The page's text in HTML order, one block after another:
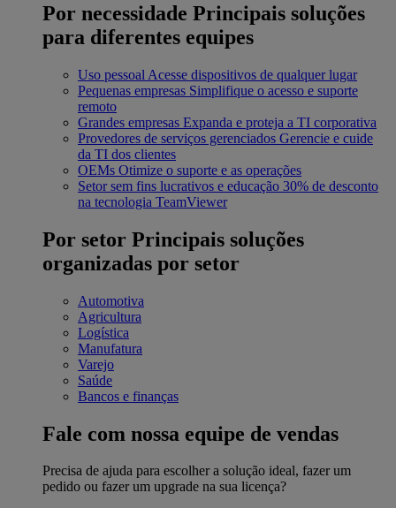
Por necessidade Principais soluções
para diferentes equipes
Uso pessoal Acesse dispositivos de qualquer lugar
Pequenas empresas Simplifique o acesso e suporte
remoto
Grandes empresas Expanda e proteja a TI corporativa
Provedores de serviços gerenciados Gerencie e cuide
da TI dos clientes
OEMs Otimize o suporte e as operações
Setor sem fins lucrativos e educação 30% de desconto
na tecnologia TeamViewer
Por setor Principais soluções
organizadas por setor
Automotiva
Agricultura
Logística
Manufatura
Varejo
Saúde
Bancos e finanças
Fale com nossa equipe de vendas
Precisa de ajuda para escolher a solução ideal, fazer um
pedido ou fazer um upgrade na sua licença?